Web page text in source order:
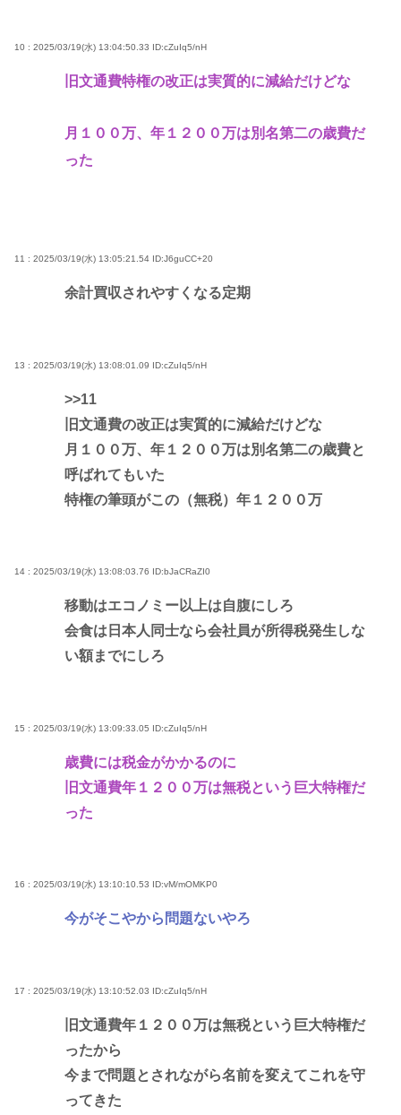
10 : 2025/03/19(水) 13:04:50.33 ID:cZuIq5/nH
旧文通費特権の改正は実質的に減給だけどな
月１００万、年１２００万は別名第二の歳費だ
った
11 : 2025/03/19(水) 13:05:21.54 ID:J6guCC+20
余計買収されやすくなる定期
13 : 2025/03/19(水) 13:08:01.09 ID:cZuIq5/nH
>>11
旧文通費の改正は実質的に減給だけどな
月１００万、年１２００万は別名第二の歳費と
呼ばれてもいた
特権の筆頭がこの（無税）年１２００万
14 : 2025/03/19(水) 13:08:03.76 ID:bJaCRaZI0
移動はエコノミー以上は自腹にしろ
会食は日本人同士なら会社員が所得税発生しな
い額までにしろ
15 : 2025/03/19(水) 13:09:33.05 ID:cZuIq5/nH
歳費には税金がかかるのに
旧文通費年１２００万は無税という巨大特権だ
った
16 : 2025/03/19(水) 13:10:10.53 ID:vM/mOMKP0
今がそこやから問題ないやろ
17 : 2025/03/19(水) 13:10:52.03 ID:cZuIq5/nH
旧文通費年１２００万は無税という巨大特権だ
ったから
今まで問題とされながら名前を変えてこれを守
ってきた